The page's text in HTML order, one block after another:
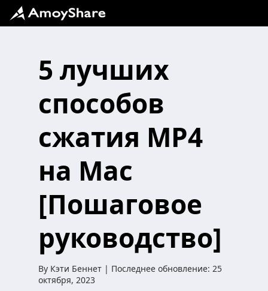
5 лучших
способов
сжатия MP4
на Mac
[Пошаговое
руководство]
By Кэти Беннет | Последнее обновление: 25
октября, 2023